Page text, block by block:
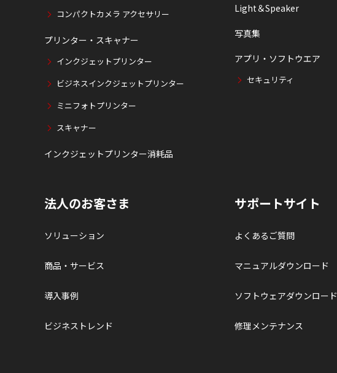
コンパクトカメラ アクセサリー
プリンター・スキャナー
インクジェットプリンター
ビジネスインクジェットプリンター
ミニフォトプリンター
スキャナー
インクジェットプリンター消耗品
Light＆Speaker
写真集
アプリ・ソフトウエア
セキュリティ
法人のお客さま
ソリューション
商品・サービス
導入事例
ビジネストレンド
サポートサイト
よくあるご質問
マニュアルダウンロード
ソフトウェアダウンロード
修理メンテナンス